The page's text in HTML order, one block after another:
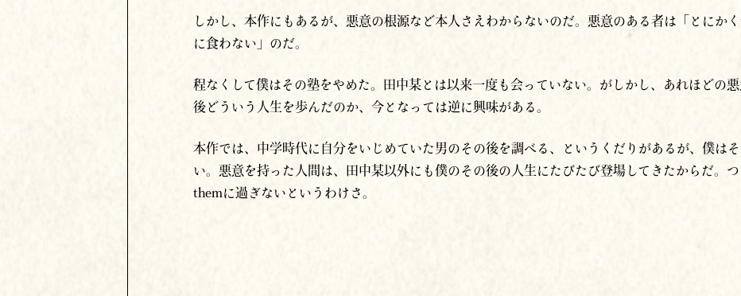
しかし、本作にもあるが、悪意の根源など本人さえわからないのだ。悪意のある者は「とにか
に食わない」のだ。
程なくして僕はその塾をやめた。田中某とは以来一度も会っていない。がしかし、あれほどの
後どういう人生を歩んだのか、今となっては逆に興味がある。
本作では、中学時代に自分をいじめていた男のその後を調べる、というくだりがあるが、僕は
い。悪意を持った人間は、田中某以外にも僕のその後の人生にたびたび登場してきたからだ。
themに過ぎないというわけさ。